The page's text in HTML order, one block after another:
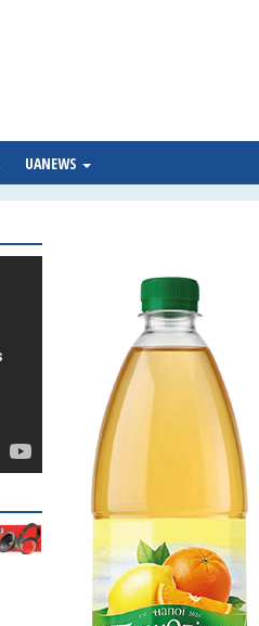
UANEWS